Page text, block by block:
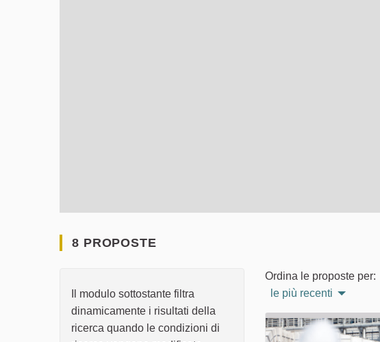
8 PROPOSTE
Il modulo sottostante filtra
dinamicamente i risultati della
ricerca quando le condizioni di
Ordina le proposte per:
le più recenti